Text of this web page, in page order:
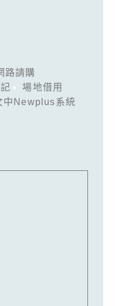
路請購
場地借用
中Newplus系統